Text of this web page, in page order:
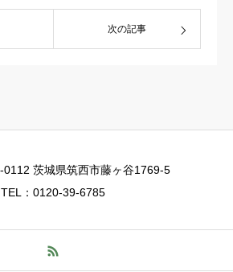
次の記事
0112 茨城県筑西市藤ヶ谷1769-5
TEL：0120-39-6785